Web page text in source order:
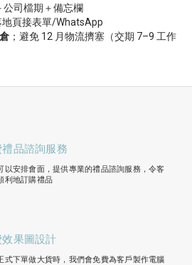
公司檔期＋備忘欄
頁接表單/WhatsApp
；避免 12 月物流擠塞（交期 7–9 工作
禮品諮詢服務
以安排會面，提供專業的禮品諮詢服務，令客
利地訂購禮品
效果圖設計
式下單做大貨時，我們會免費為客戶製作電腦